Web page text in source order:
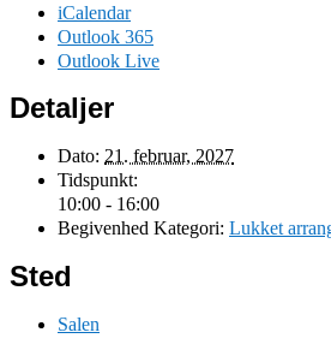
iCalendar
Outlook 365
Outlook Live
Detaljer
Dato: 21. februar, 2027
Tidspunkt:
10:00 - 16:00
Begivenhed Kategori: Lukket
Sted
Salen